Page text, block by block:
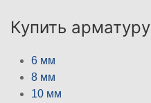
Купить арматуру
6 мм
8 мм
10 мм